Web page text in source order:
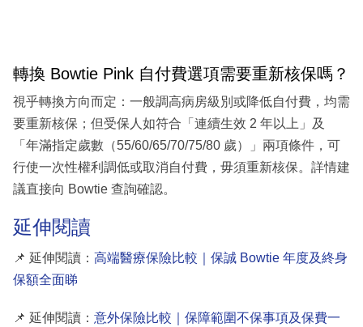
轉換 Bowtie Pink 自付費選項需要重新核保嗎？
視乎轉換方向而定：一般調高病房級別或降低自付費，均需
要重新核保；但受保人如符合「連續生效 2 年以上」及
「年滿指定歲數（55/60/65/70/75/80 歲）」兩項條件，可
行使一次性權利調低或取消自付費，毋須重新核保。詳情建
議直接向 Bowtie 查詢確認。
延伸閱讀
📌 延伸閱讀： 高端醫療保險比較｜保誠 Bowtie 年度及終身
保額全面睇
📌 延伸閱讀： 意外保險比較｜保障範圍不保事項及保費一